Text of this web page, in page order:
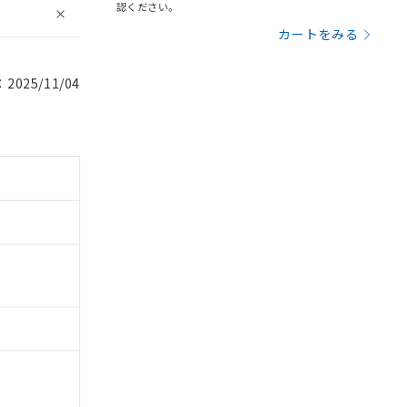
2025/11/04
認ください。
カートをみる